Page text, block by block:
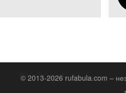
© 2013-2026 rufabula.com –